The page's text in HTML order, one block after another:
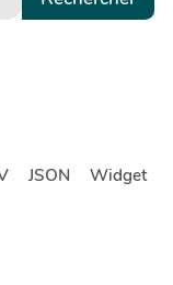
JSON Widget